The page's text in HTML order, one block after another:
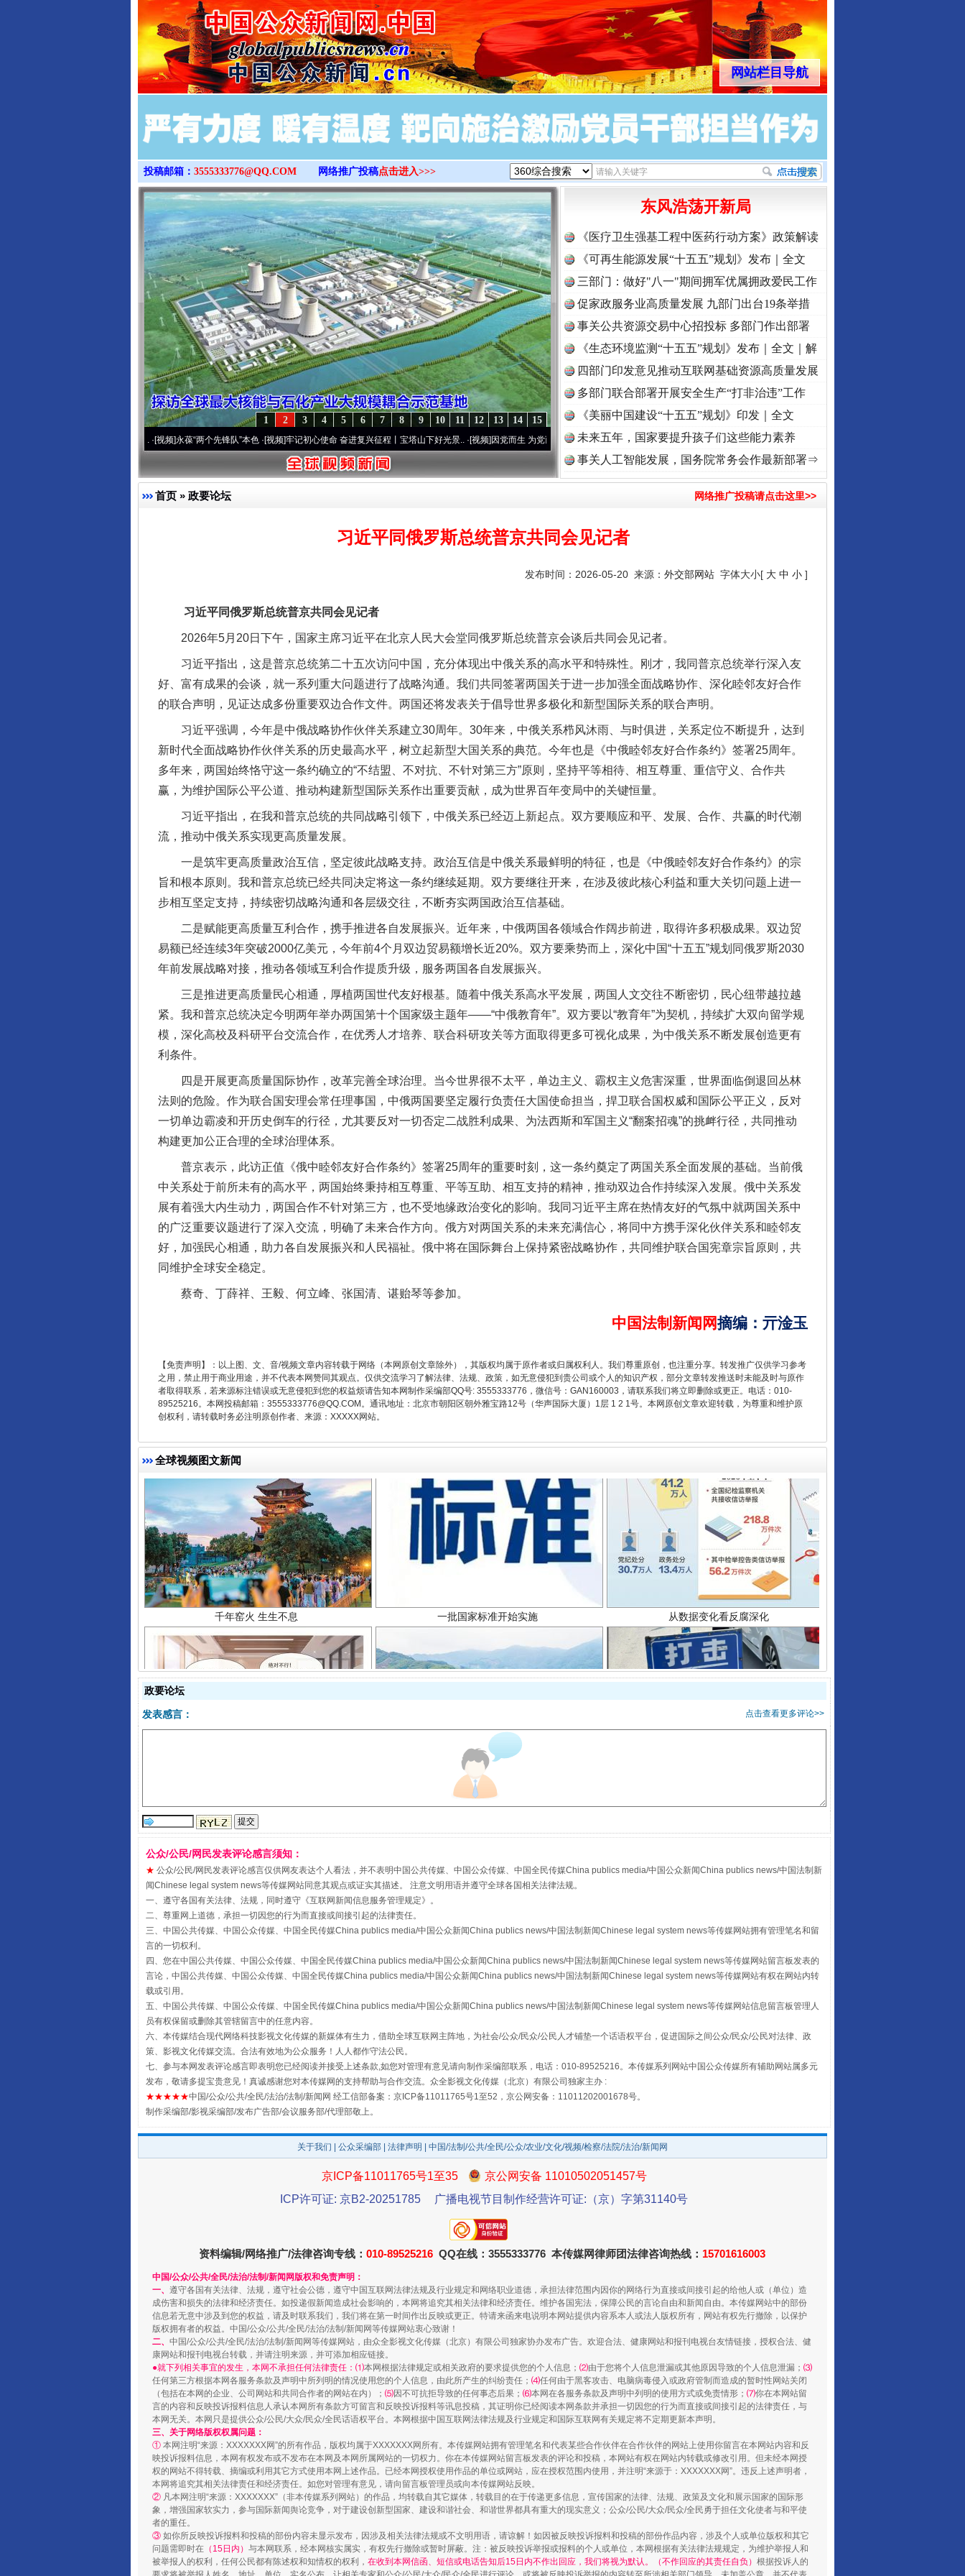
>
网站栏目导航
投稿邮箱： 3555333776@QQ.COM 网络推广投稿点击进入>>>
15
14
13
12
11
10
9
8
7
6
5
4
3
2
1
永葆“两个先锋队”本色·[视频]牢记初心使命 奋进复兴征程丨宝塔山下好光景..·[视频]因党而生 为党而战——百年“纪”事⑧加强纪律.. ·[视频]牢记初心使命 奋进复兴征程丨“转折之城”激荡..
东风浩荡开新局
《医疗卫生强基工程中医药行动方案》政策解读
《可再生能源发展“十五五”规划》发布｜全文
三部门：做好"八一"期间拥军优属拥政爱民工作
促家政服务业高质量发展 九部门出台19条举措
事关公共资源交易中心招投标 多部门作出部署
《生态环境监测“十五五”规划》发布｜全文｜解
读
四部门印发意见推动互联网基础资源高质量发展
多部门联合部署开展安全生产“打非治违”工作
《美丽中国建设“十五五”规划》印发｜全文
未来五年，国家要提升孩子们这些能力素养
事关人工智能发展，国务院常务会作最新部署⇒
首页 » 政要论坛 网络推广投稿请点击这里>>
习近平同俄罗斯总统普京共同会见记者
发布时间：2026-05-20 来源： 外交部网站 字体大小[ 大 中 小 ]
习近平同俄罗斯总统普京共同会见记者
2026年5月20日下午，国家主席习近平在北京人民大会堂同俄罗斯总统普京会谈后共同会见记者。
习近平指出，这是普京总统第二十五次访问中国，充分体现出中俄关系的高水平和特殊性。刚才，我同普京总统举行深入友
好、富有成果的会谈，就一系列重大问题进行了战略沟通。我们共同签署两国关于进一步加强全面战略协作、深化睦邻友好合作
的联合声明，见证达成多份重要双边合作文件。两国还将发表关于倡导世界多极化和新型国际关系的联合声明。
习近平强调，今年是中俄战略协作伙伴关系建立30周年。30年来，中俄关系栉风沐雨、与时俱进，关系定位不断提升，达到
新时代全面战略协作伙伴关系的历史最高水平，树立起新型大国关系的典范。今年也是《中俄睦邻友好合作条约》签署25周年。
多年来，两国始终恪守这一条约确立的“不结盟、不对抗、不针对第三方”原则，坚持平等相待、相互尊重、重信守义、合作共
赢，为维护国际公平公道、推动构建新型国际关系作出重要贡献，成为世界百年变局中的关键恒量。
习近平指出，在我和普京总统的共同战略引领下，中俄关系已经迈上新起点。双方要顺应和平、发展、合作、共赢的时代潮
流，推动中俄关系实现更高质量发展。
一是筑牢更高质量政治互信，坚定彼此战略支持。政治互信是中俄关系最鲜明的特征，也是《中俄睦邻友好合作条约》的宗
旨和根本原则。我和普京总统已经共同决定将这一条约继续延期。双方要继往开来，在涉及彼此核心利益和重大关切问题上进一
步相互坚定支持，持续密切战略沟通和各层级交往，不断夯实两国政治互信基础。
二是赋能更高质量互利合作，携手推进各自发展振兴。近年来，中俄两国各领域合作阔步前进，取得许多积极成果。双边贸
易额已经连续3年突破2000亿美元，今年前4个月双边贸易额增长近20%。双方要乘势而上，深化中国“十五五”规划同俄罗斯2030
年前发展战略对接，推动各领域互利合作提质升级，服务两国各自发展振兴。
三是推进更高质量民心相通，厚植两国世代友好根基。随着中俄关系高水平发展，两国人文交往不断密切，民心纽带越拉越
紧。我和普京总统决定今明两年举办两国第十个国家级主题年——“中俄教育年”。双方要以“教育年”为契机，持续扩大双向留学规
模，深化高校及科研平台交流合作，在优秀人才培养、联合科研攻关等方面取得更多可视化成果，为中俄关系不断发展创造更有
利条件。
四是开展更高质量国际协作，改革完善全球治理。当今世界很不太平，单边主义、霸权主义危害深重，世界面临倒退回丛林
法则的危险。作为联合国安理会常任理事国，中俄两国要坚定履行负责任大国使命担当，捍卫联合国权威和国际公平正义，反对
一切单边霸凌和开历史倒车的行径，尤其要反对一切否定二战胜利成果、为法西斯和军国主义“翻案招魂”的挑衅行径，共同推动
构建更加公正合理的全球治理体系。
普京表示，此访正值《俄中睦邻友好合作条约》签署25周年的重要时刻，这一条约奠定了两国关系全面发展的基础。当前俄
中关系处于前所未有的高水平，两国始终秉持相互尊重、平等互助、相互支持的精神，推动双边合作持续深入发展。俄中关系发
展有着强大内生动力，两国合作不针对第三方，也不受地缘政治变化的影响。我同习近平主席在热情友好的气氛中就两国关系中
的广泛重要议题进行了深入交流，明确了未来合作方向。俄方对两国关系的未来充满信心，将同中方携手深化伙伴关系和睦邻友
好，加强民心相通，助力各自发展振兴和人民福祉。俄中将在国际舞台上保持紧密战略协作，共同维护联合国宪章宗旨原则，共
同维护全球安全稳定。
蔡奇、丁薛祥、王毅、何立峰、张国清、谌贻琴等参加。
中国法制新闻网摘编 ： 亓淦玉
【免责声明】：以上图、文、音/视频文章内容转载于网络（本网原创文章除外），其版权均属于原作者或归属权利人。我们尊重原创，也注重分享。转发推广仅供学习参考
之用，禁止用于商业用途，并不代表本网赞同其观点。仅供交流学习了解法律、法规、政策，如无意侵犯到贵公司或个人的知识产权，部分文章转发推送时未能及时与原作
者取得联系，若来源标注错误或无意侵犯到您的权益烦请告知本网制作采编部QQ号: 3555333776，微信号：GAN160003，请联系我们将立即删除或更正。电话：010-
89525216。本网投稿邮箱：3555333776@QQ.COM。通讯地址：北京市朝阳区朝外雅宝路12号（华声国际大厦）1层 1 2 1号。本网原创文章欢迎转载，为尊重和维护原
创权利，请转载时务必注明原创作者、来源：XXXXX网站。
全球视频图文新闻
千年窑火 生生不息 一批国家标准开始实施 从数据变化看反腐深化
揭开“小金库”的免责幌子 以产业富民促振兴 酒驾未被当场查获能处罚吗
受贿1.44亿！段成刚被判无期
全民健身五年计划来了！等你上场
阿坝州三大球赛在茂县开幕 规模最大的光氢储一体化项目 走走走！国家喊你健身啦
国家大学科技园优化重塑工作 镜头丨大暑三秋近
政要论坛
点击查看更多评论>>
发表感言：
公众/公民/网民发表评论感言须知：
★ 公众/公民/网民发表评论感言仅供网友表达个人看法，并不表明中国公共传媒、中国公众传媒、中国全民传媒China publics media/中国公众新闻China publics news/中国法制新
闻Chinese legal system news等传媒网站同意其观点或证实其描述。 注意文明用语并遵守全球各国相关法律法规。
一、遵守各国有关法律、法规，同时遵守《互联网新闻信息服务管理规定》。
二、尊重网上道德，承担一切因您的行为而直接或间接引起的法律责任。
三、中国公共传媒、中国公众传媒、中国全民传媒China publics media/中国公众新闻China publics news/中国法制新闻Chinese legal system news等传媒网站拥有管理笔名和留
言的一切权利。
四、您在中国公共传媒、中国公众传媒、中国全民传媒China publics media/中国公众新闻China publics news/中国法制新闻Chinese legal system news等传媒网站留言板发表的
言论，中国公共传媒、中国公众传媒、中国全民传媒China publics media/中国公众新闻China publics news/中国法制新闻Chinese legal system news等传媒网站有权在网站内转
载或引用。
五、中国公共传媒、中国公众传媒、中国全民传媒China publics media/中国公众新闻China publics news/中国法制新闻Chinese legal system news等传媒网站信息留言板管理人
员有权保留或删除其管辖留言中的任意内容。
六、本传媒结合现代网络科技影视文化传媒的新媒体有生力，借助全球互联网主阵地，为社会/公众/民众/公民人才铺垫一个话语权平台，促进国际之间公众/民众/公民对法律、政
策、影视文化传媒交流。合法有效地为公众服务！人人都作守法公民。
七、参与本网发表评论感言即表明您已经阅读并接受上述条款,如您对管理有意见请向制作采编部联系，电话：010-89525216。本传媒系列网站中国公众传媒所有辅助网站属多元
发布，敬请多提宝贵意见！真诚感谢您对本传媒网的支持帮助与合作交流。众全影视文化传媒（北京）有限公司独家主办 :
★★★★★中国/公众/公共/全民/法治/法制/新闻网 经工信部备案：京ICP备11011765号1至52，京公网安备：11011202001678号。
制作采编部/影视采编部/发布广告部/会议服务部/代理部敬上。
关于我们 公众采编部 法律声明 | 中国/法制/公共/全民/公众/农业/文化/视频/检察/法院/法治/新闻网
京ICP备11011765号1至35
京公网安备 11010502051457号
ICP许可证: 京B2-20251785
广播电视节目制作经营许可证:（京）字第31140号
资料编辑/网络推广/法律咨询专线： 010-89525216 QQ在线：3555333776 本传媒网律师团法律咨询热线： 15701616003
中国/公众/公共/全民/法治/法制/新闻网版权和免责声明：
一、 遵守各国有关法律、法规，遵守社会公德，遵守中国互联网法律法规及行业规定和网络职业道德，承担法律范围内因你的网络行为直接或间接引起的给他人或（单位）造
成伤害和损失的法律和经济责任。如投递假新闻造成社会影响的，本网将追究其相关法律和经济责任。维护各国宪法，保障公民的言论自由和新闻自由。本传媒网站中的部份
信息若无意中涉及到您的权益，请及时联系我们，我们将在第一时间作出反映或更正。特请来函来电说明本网站提供内容系本人或法人版权所有，网站有权先行撤除，以保护
版权拥有者的权益。中国/公众/公共/全民/法治/法制/新闻网等传媒网站衷心致谢！
二、 中国/公众/公共/全民/法治/法制/新闻网等传媒网站，由众全影视文化传媒（北京）有限公司独家协办发布广告。欢迎合法、健康网站和报刊电视台友情链接，授权合法、健
康网站和报刊电视台转载，并请注明来源，并可添加相应链接。
●就下列相关事宜的发生，本网不承担任何法律责任：⑴本网根据法律规定或相关政府的要求提供您的个人信息； ⑵由于您将个人信息泄漏或其他原因导致的个人信息泄漏； ⑶
任何第三方根据本网各服务条款及声明中所列明的情况使用您的个人信息，由此所产生的纠纷责任； ⑷任何由于黑客攻击、电脑病毒侵入或政府管制而造成的暂时性网站关闭
（包括在本网的企业、公司网站和共同合作者的网站在内）； ⑸因不可抗拒导致的任何事态后果； ⑹本网在各服务条款及声明中列明的使用方式或免责情形； ⑺你在本网站留
言的内容和反映投诉报料信息人承认本网所有条款方可留言和反映投诉报料等讯息投稿，其证明你已经阅读本网条款并承担一切因您的行为而直接或间接引起的法律责任，与
本网无关。本网只是提供公众/公民/大众/民众/全民话语权平台。本网根据中国互联网法律法规及行业规定和国际互联网有关规定将不定期更新本声明。
三、关于网络版权权属问题：
① 本网注明“来源：XXXXXXX网”的所有作品，版权均属于XXXXXXX网所有。本传媒网站拥有管理笔名和代表某些合作伙伴在合作伙伴的网站上使用你留言在本网站内容和反
映投诉报料信息，本网有权发布或不发布在本网及本网所属网站的一切权力。你在本传媒网站留言板发表的评论和投稿，本网站有权在网站内转载或修改引用。但未经本网授
权的网站不得转载、摘编或利用其它方式使用本网上述作品。已经本网授权使用作品的单位或网站，应在授权范围内使用，并注明“来源于：XXXXXXX网”。违反上述声明者，
本网将追究其相关法律责任和经济责任。如您对管理有意见，请向留言板管理员或向本传媒网站反映。
② 凡本网注明“来源：XXXXXXX”（非本传媒系列网站）的作品，均转载自其它媒体，转载目的在于传递更多信息，宣传国家的法律、法规、政策及文化和展示国家的国际形
象，增强国家软实力，参与国际新闻舆论竞争，对于建设创新型国家、建设和谐社会、和谐世界都具有重大的现实意义；公众/公民/大众/民众/全民勇于担任文化使者与和平使
者的重任。
③ 如你所反映投诉报料和投稿的部份内容未显示发布，因涉及相关法律法规或不文明用语，请谅解！如因被反映投诉报料和投稿的部份作品内容，涉及个人或单位版权和其它
问题需即时在 （15日内） 与本网联系，经本网核实属实，有权先行撤除或暂时屏蔽。注：被反映投诉举报或报料的个人或单位，本网根据有关法律法规规定，为维护举报人和
被举报人的权利，任何公民都有陈述权和知情权的权利， 在收到本网信函、短信或电话告知后15日内不作出回应，我们将视为默认。（不作回应的其责任自负） 根据投诉人的